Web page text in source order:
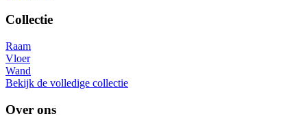
Collectie
Raam
Vloer
Wand
Bekijk de volledige collectie
Over ons